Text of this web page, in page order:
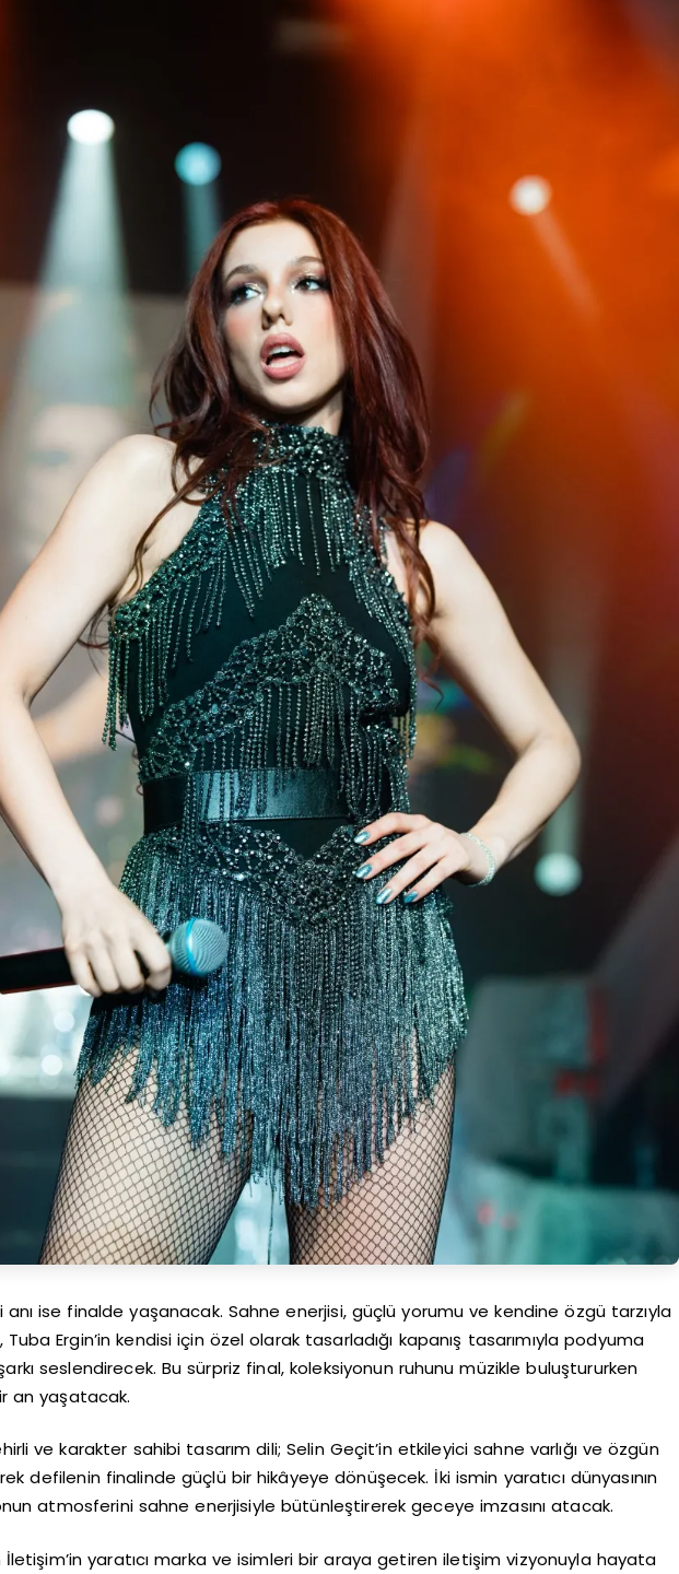
ise finalde yaşanacak. Sahne enerjisi, güçlü yorumu ve kendine özgü tarzıyla
Ergin’in kendisi için özel olarak tasarladığı kapanış tasarımıyla podyuma
seslendirecek. Bu sürpriz final, koleksiyonun ruhunu müzikle buluştururken
an yaşatacak.
ve karakter sahibi tasarım dili; Selin Geçit’in etkileyici sahne varlığı ve özgün
defilenin finalinde güçlü bir hikâyeye dönüşecek. İki ismin yaratıcı dünyasının
atmosferini sahne enerjisiyle bütünleştirerek geceye imzasını atacak.
yaratıcı marka ve isimleri bir araya getiren iletişim vizyonuyla hayata